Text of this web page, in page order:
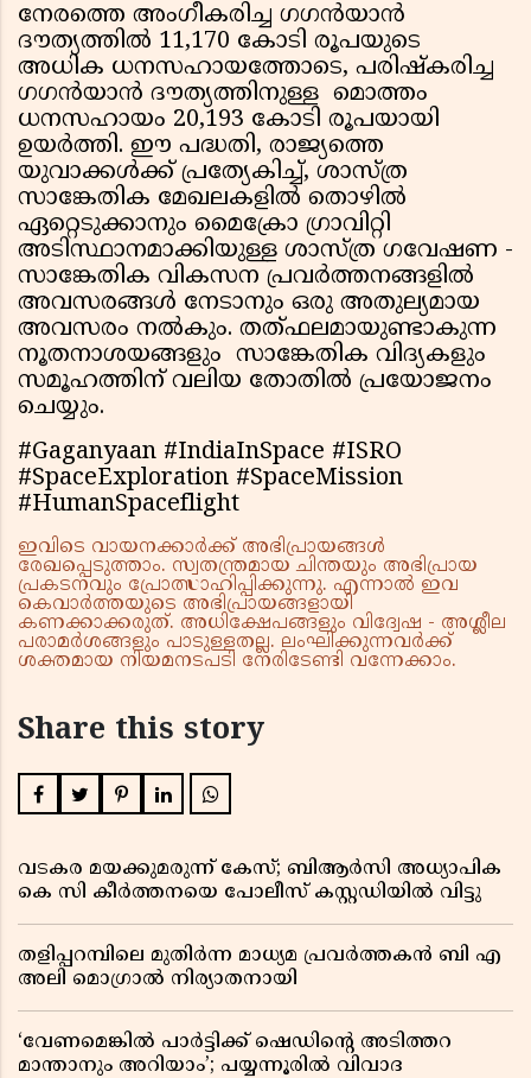
നേരത്തെ അംഗീകരിച്ച ഗഗൻയാൻ
ദൗത്യത്തിൽ 11,170 കോടി രൂപയുടെ
അധിക ധനസഹായത്തോടെ, പരിഷ്കരിച്ച
ഗഗൻയാൻ ദൗത്യത്തിനുള്ള മൊത്തം
ധനസഹായം 20,193 കോടി രൂപയായി
ഉയർത്തി. ഈ പദ്ധതി, രാജ്യത്തെ
യുവാക്കൾക്ക് പ്രത്യേകിച്ച്, ശാസ്ത്ര
സാങ്കേതിക മേഖലകളിൽ തൊഴിൽ
ഏറ്റെടുക്കാനും മൈക്രോ ഗ്രാവിറ്റി
അടിസ്ഥാനമാക്കിയുള്ള ശാസ്ത്ര ഗവേഷണ -
സാങ്കേതിക വികസന പ്രവർത്തനങ്ങളിൽ
അവസരങ്ങൾ നേടാനും ഒരു അതുല്യമായ
അവസരം നൽകും. തത്ഫലമായുണ്ടാകുന്ന
നൂതനാശയങ്ങളും സാങ്കേതിക വിദ്യകളും
സമൂഹത്തിന് വലിയ തോതിൽ പ്രയോജനം
ചെയ്യും.
#Gaganyaan #IndiaInSpace #ISRO
#SpaceExploration #SpaceMission
#HumanSpaceflight
ഇവിടെ വായനക്കാർക്ക് അഭിപ്രായങ്ങൾ
രേഖപ്പെടുത്താം. സ്വതന്ത്രമായ ചിന്തയും അഭിപ്രായ
പ്രകടനവും പ്രോത്സാഹിപ്പിക്കുന്നു. എന്നാൽ ഇവ
കെവാർത്തയുടെ അഭിപ്രായങ്ങളായി
കണക്കാക്കരുത്. അധിക്ഷേപങ്ങളും വിദ്വേഷ - അശ്ലീല
പരാമർശങ്ങളും പാടുള്ളതല്ല. ലംഘിക്കുന്നവർക്ക്
ശക്തമായ നിയമനടപടി നേരിടേണ്ടി വന്നേക്കാം.
Share this story
വടകര മയക്കുമരുന്ന് കേസ്; ബിആർസി അധ്യാപിക
കെ സി കീർത്തനയെ പോലീസ് കസ്റ്റഡിയിൽ വിട്ടു
തളിപ്പറമ്പിലെ മുതിർന്ന മാധ്യമ പ്രവർത്തകൻ ബി എ
അലി മൊഗ്രാൽ നിര്യാതനായി
‘വേണമെങ്കിൽ പാർട്ടിക്ക് ഷെഡിൻ്റെ അടിത്തറ
മാന്താനും അറിയാം’; പയ്യന്നൂരിൽ വിവാദ